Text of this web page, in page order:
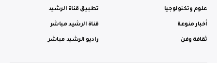
علوم وتكنولوجيا
أخبار منوعة
ثقافة وفن
تطبيق قناة الرشيد
قناة الرشيد مباشر
راديو الرشيد مباشر